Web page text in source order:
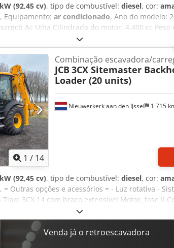
(92,45 cv), tipo de combustível: diesel, cor:
, Equipamento: ar condicionado, Ano do modelo:
Ac Ujha Cilindrada do motor: 4.400 cc Peso
x 361 cm = Informações da empresa = NÓS
oficial da MAN Truck & Bus SE para
de pós-venda cuidadosos, como o
1 / 14
Nieuwerkerk aan den IJssel 1 715
Combinação escavadora/
JCB 3CX Sitemaster
Loader (20 units)
(92,45 cv), tipo de combustível: diesel, cor:
, = Outras opções e acessórios = - Luz rotativa -
3CX 14 com braço extensível Motor, fase II
3CX Sitemaster Transmissão manual, 4WD/
elétrico da cabine, Livelink Montagem
Perfil padrão com dentes 600 mm (24") Perfil
do martelo, amortecedor na
Venda já o retroescavadora